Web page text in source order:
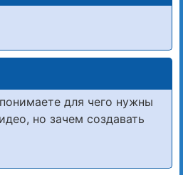
для чего нужны
но зачем создавать